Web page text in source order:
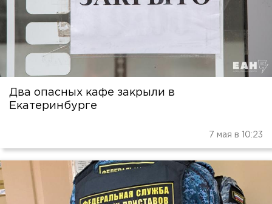
Два опасных кафе закрыли в
Екатеринбурге
7 мая в 10:23